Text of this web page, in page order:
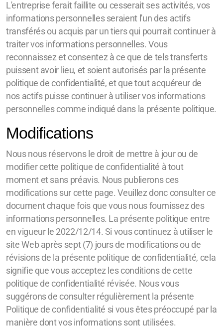
L'entreprise ferait faillite ou cesserait ses activités, vos
informations personnelles seraient l'un des actifs
transférés ou acquis par un tiers qui pourrait continuer à
traiter vos informations personnelles. Vous
reconnaissez et consentez à ce que de tels transferts
puissent avoir lieu, et soient autorisés par la présente
politique de confidentialité, et que tout acquéreur de
nos actifs puisse continuer à utiliser vos informations
personnelles comme indiqué dans la présente politique.
Modifications
Nous nous réservons le droit de mettre à jour ou de
modifier cette politique de confidentialité à tout
moment et sans préavis. Nous publierons ces
modifications sur cette page. Veuillez donc consulter ce
document chaque fois que vous nous fournissez des
informations personnelles. La présente politique entre
en vigueur le 2022/12/14. Si vous continuez à utiliser le
site Web après sept (7) jours de modifications ou de
révisions de la présente politique de confidentialité, cela
signifie que vous acceptez les conditions de cette
politique de confidentialité révisée. Nous vous
suggérons de consulter régulièrement la présente
Politique de confidentialité si vous êtes préoccupé par la
manière dont vos informations sont utilisées.